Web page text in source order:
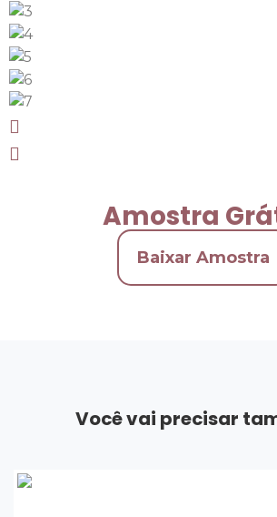
Amostra
Baixar Amostra
Você vai precisar